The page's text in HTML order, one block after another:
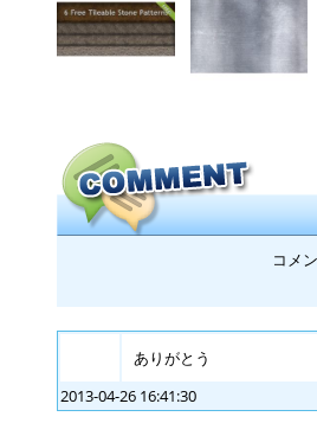
コメ
ありがとう
2013-04-26 16:41:30